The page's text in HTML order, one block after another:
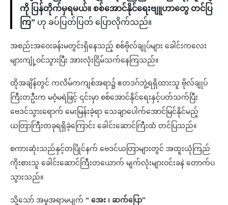
ကို ပြန်တိုက်မှရမယ်။ စစ်အောင်နိုင်ရေးဗျူဟာတွေ တင်ပြ
ကြ” ဟု ခပ်ပြတ်ပြတ် ပြောလိုက်သည်။
အစည်းအဝေးခန်းမတွင်းရှိနေသည့် စစ်ဗိုလ်ချုပ်များ ခေါင်းကလေး
များကျုံ့ဝင်သွားပြီး အားလုံးငြိမ်သက်နေကြသည်။
ထိုအချိန်တွင် ကလိမ်ကကျစ်အရာ၌ ဧတဒဂ်ဘွဲ့ရရှိထားသူ ဗိုလ်ချုပ်
ကြီးတဦးက မဝံ့မရဲဖြင့် ၎င်းမှာ စစ်အောင်နိုင်ရေးနှင့်ပတ်သက်ပြီး
ဗေဒင်သွားရောက် မေးမြန်းခဲ့ရာ သေချာပေါက်အောင်မြင်နိုင်မည့်
ယတြာကြီးတခုရရှိခဲ့ကြောင်း ခေါင်းဆောင်ကြီးထံ တင်ပြသည်။
စကားဆုံးသည်နှင့်တပြိုင်နက် ဗေဒင်ယတြာများတွင် အထူးယုံကြည်
ကိုးစားသူ ခေါင်းဆောင်ကြီးတယောက် မျက်လုံးများဝင်းခနဲ တောက်ပ
သွားသည်။
သို့သော် အမူအရာမပျက် “ အေး ၊ ဆက်ပြော”